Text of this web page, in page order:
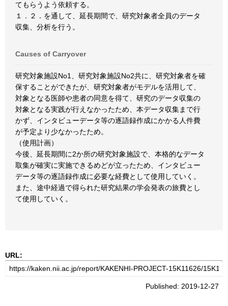
てもらうよう依頼する。
１．２．を通して、延長期間で、研究対象者全員のデータ
収集、分析を行う。
Causes of Carryover
研究対象施設No1、研究対象施設No2共に、研究対象者を確
保することができたが、研究対象者がモデルを活用して、
対象となる医師や患者の同意を得て、研究のデータ収集の
対象となる実践が行えなかったため、本データ収集まで行
かず、インタビューデータ等の逐語録作成にかかる人件費
が予定より少なかったため。
（使用計画）
今後、延長期間に2か所の研究対象施設で、本格的なデータ
取集が確実に実施できるめどが立ったため、インタビュー
データ等の逐語録作成に必要な経費として使用していく。
また、途中経過で得られた研究結果の学会発表の旅費とし
て使用していく。
URL:
Published: 2019-12-27